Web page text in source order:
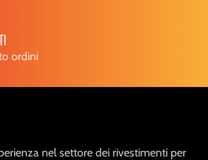
ordini
nel settore dei rivestimenti per